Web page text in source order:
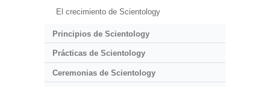
El crecimiento de Scientology
Principios de Scientology
Prácticas de Scientology
Ceremonias de Scientology